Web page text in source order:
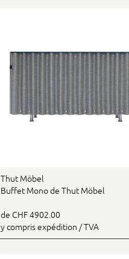
Thut Möbel
Buffet Mono de Thut Möbel
de CHF 4902.00
y compris expédition / TVA